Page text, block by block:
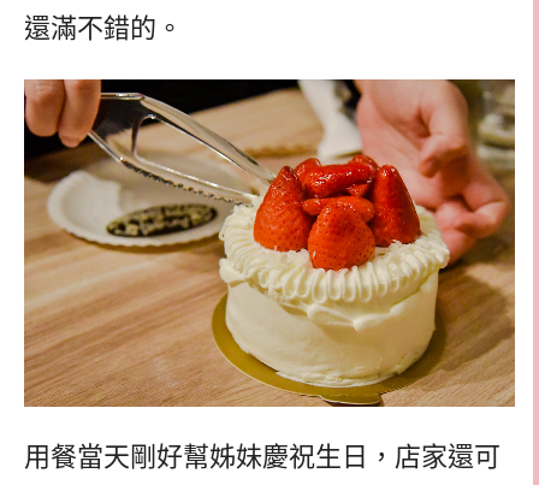
還滿不錯的。
用餐當天剛好幫姊妹慶祝生日，店家還可